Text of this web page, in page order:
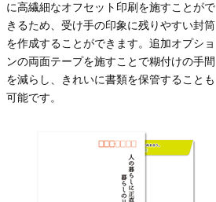
に高繊細なオフセット印刷を施すことがで
きるため、受け手の印象に残りやすい封筒
を作成することができます。追加オプショ
ンの両面テープを施すことで糊付けの手間
を減らし、きれいに書類を保管することも
可能です。